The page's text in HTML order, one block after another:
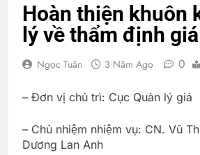
Hoàn thiện khuôn
lý về thẩm định giá
Ngọc Tuân 3 Năm Ago 0
– Đơn vị chủ trì: Cục Quản lý giá
– Chủ nhiệm nhiệm vụ: CN. Vũ
Dương Lan Anh